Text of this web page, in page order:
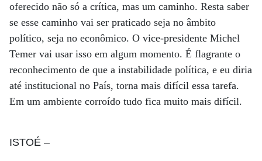
oferecido não só a crítica, mas um caminho. Resta saber
se esse caminho vai ser praticado seja no âmbito
político, seja no econômico. O vice-presidente Michel
Temer vai usar isso em algum momento. É flagrante o
reconhecimento de que a instabilidade política, e eu diria
até institucional no País, torna mais difícil essa tarefa.
Em um ambiente corroído tudo fica muito mais difícil.
ISTOÉ –